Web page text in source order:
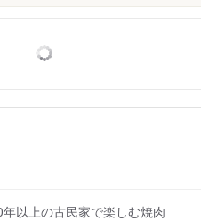
以上の古民家で楽しむ焼肉